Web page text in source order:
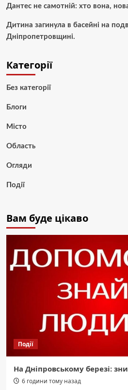
Дантес не самотній: хто вона,
Дитина загинула в басейні на
Дніпропетровщині.
Категорії
Без категорії
Блоги
Місто
Область
Огляди
Події
Вам буде цікаво
Події
На Дніпровському березі:
6 години тому назад